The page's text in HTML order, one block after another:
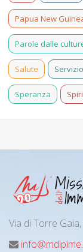
Papua New
Parole dalle
Salute Servizio
Speranza
Via di Torre